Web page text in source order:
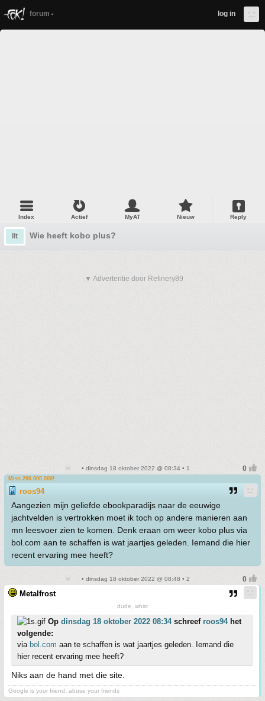
forum log in
Index Actief MyAT Nieuw Reply
lit Wie heeft kobo plus?
▼ Advertentie door Refinery89
• dinsdag 18 oktober 2022 @ 08:34 • 1
Miss 200.000.000!
roos94
Aangezien mijn geliefde ebookparadijs naar de eeuwige
jachtvelden is vertrokken moet ik toch op andere manieren aan
mn leesvoer zien te komen. Denk eraan om weer kobo plus via
bol.com aan te schaffen is wat jaartjes geleden. Iemand die hier
recent ervaring mee heeft?
• dinsdag 18 oktober 2022 @ 08:48 • 2
Metalfrost
dude, what
Op dinsdag 18 oktober 2022 08:34schreef roos94het
volgende:
via bol.com aan te schaffen is wat jaartjes geleden. Iemand die
hier recent ervaring mee heeft?
Niks aan de hand met die site.
Google is your friend, abuse your friends